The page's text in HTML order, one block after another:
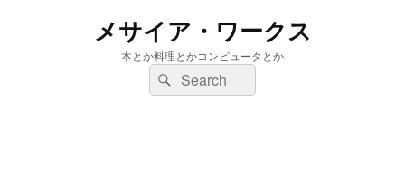
メサイア・ワークス
本とか料理とかコンピュータとか
検
索:
検
索